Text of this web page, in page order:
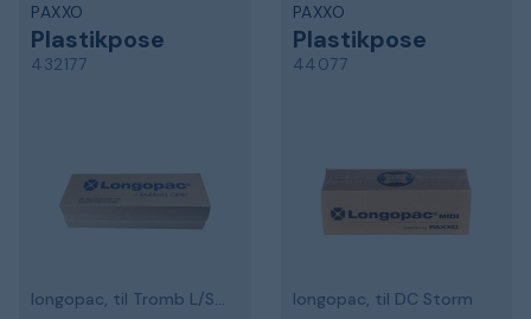
PAXXO
Plastikpose
432177
longopac, til Tromb L/Storm/5900L
PAXXO
Plastikpose
44077
longopac, til DC Storm